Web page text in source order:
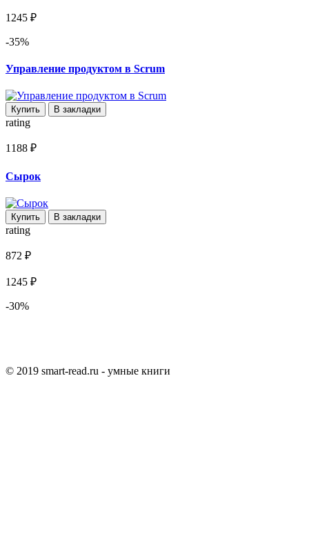
1245 ₽
-35%
Управление продуктом в Scrum
Купить В закладки
rating
1188 ₽
Сырок
Купить В закладки
rating
872 ₽
1245 ₽
-30%
© 2019 smart-read.ru - умные книги